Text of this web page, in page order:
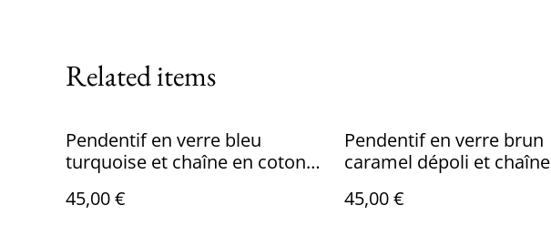
Related items
Pendentif en verre bleu
turquoise et chaîne en coton
45,00 €
Pendentif en verre brun
caramel dépoli et chaîne
45,00 €